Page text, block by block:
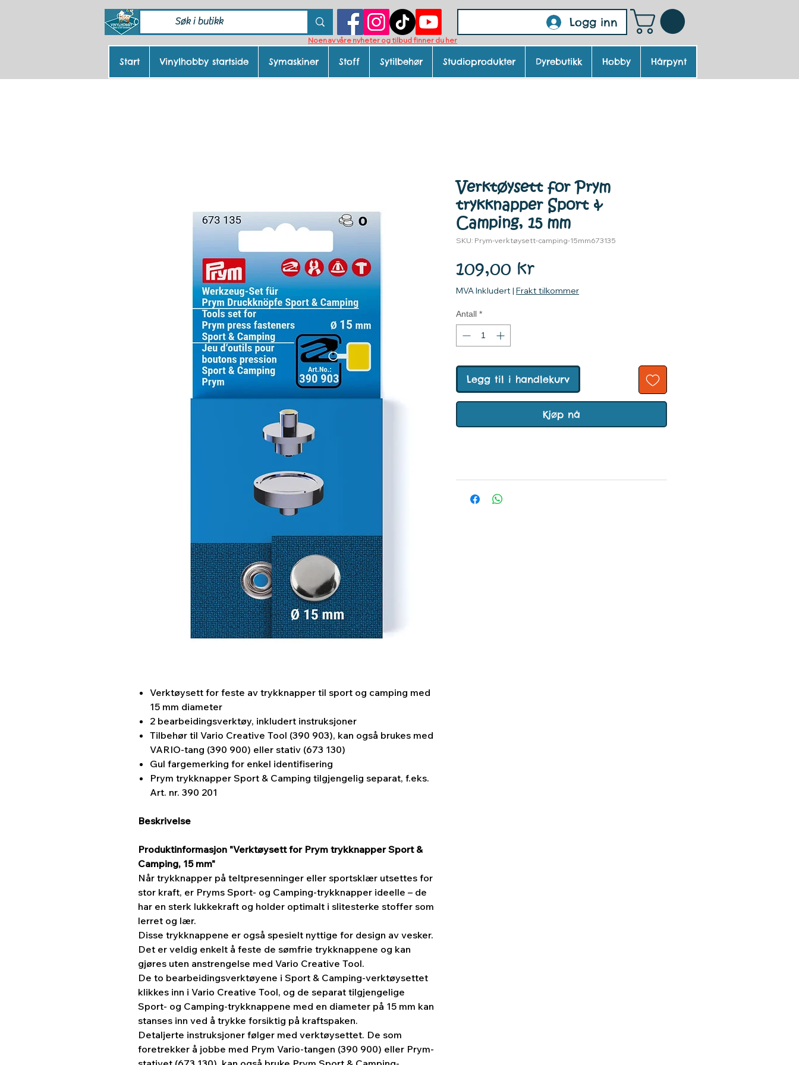
Logg inn
Noen av våre nyheter og tilbud finner du her
Verktøysett for feste av trykknapper til sport og camping med
15 mm diameter
2 bearbeidingsverktøy, inkludert instruksjoner
Tilbehør til Vario Creative Tool (390 903), kan også brukes med
VARIO-tang (390 900) eller stativ (673 130)
Gul fargemerking for enkel identifisering
Prym trykknapper Sport & Camping tilgjengelig separat, f.eks.
Art. nr. 390 201
Beskrivelse
Produktinformasjon "Verktøysett for Prym trykknapper Sport &
Camping, 15 mm"
Når trykknapper på teltpresenninger eller sportsklær utsettes for
stor kraft, er Pryms Sport- og Camping-trykknapper ideelle – de
har en sterk lukkekraft og holder optimalt i slitesterke stoffer som
lerret og lær.
Disse trykknappene er også spesielt nyttige for design av vesker.
Det er veldig enkelt å feste de sømfrie trykknappene og kan
gjøres uten anstrengelse med Vario Creative Tool.
De to bearbeidingsverktøyene i Sport & Camping-verktøysettet
klikkes inn i Vario Creative Tool, og de separat tilgjengelige
Sport- og Camping-trykknappene med en diameter på 15 mm kan
stanses inn ved å trykke forsiktig på kraftspaken.
Detaljerte instruksjoner følger med verktøysettet. De som
foretrekker å jobbe med Prym Vario-tangen (390 900) eller Prym-
Verktøysett for Prym
trykknapper Sport &
Camping, 15 mm
SKU: Prym-verktøysett-camping-15mm673135
109,00 krPris
MVA Inkludert | Frakt tilkommer
Antall *
Legg til i handlekurv
Kjøp nå
Start Vinylhobby startside Symaskiner Stoff Sytilbehør Studioprodukter Dyrebutikk Hobby Hårpynt